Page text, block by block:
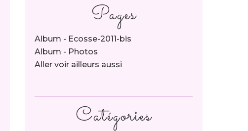
Catégories
Pages
Album - Ecosse-2011-bis
Album - Photos
Aller voir ailleurs aussi